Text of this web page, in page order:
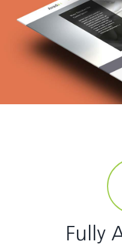
Fully